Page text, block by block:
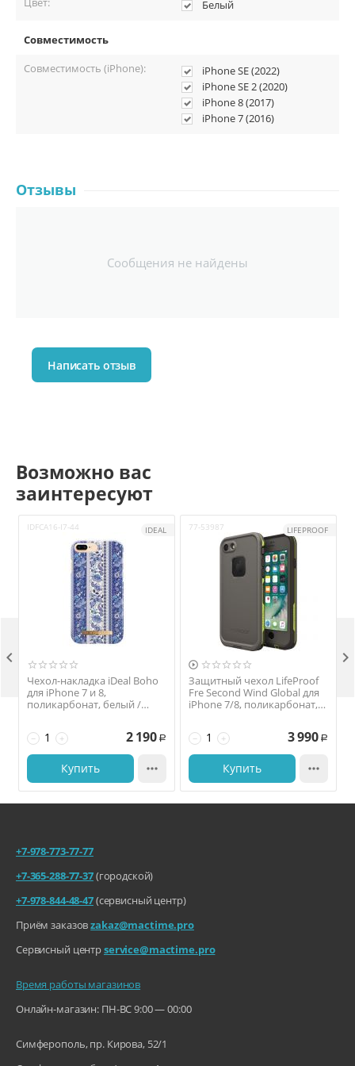
Белый
Совместимость
Совместимость (iPhone):
iPhone SE (2022)
iPhone SE 2 (2020)
iPhone 8 (2017)
iPhone 7 (2016)
Отзывы
Сообщения не найдены
Написать отзыв
Возможно вас
заинтересуют
IDFCA16-I7-44 IDEAL
Чехол-накладка iDeal Boho
для iPhone 7 и 8,
поликарбонат, белый /
+
− 2 190 Р
Купить 
77-53987

LIFEPROOF
Защитный чехол LifeProof
Fre Second Wind Global для
iPhone 7/8, поликарбонат,
+
− 3 990 Р
Купить 
 
+7-978-773-77-77
+7-365-288-77-37(городской)
+7-978-844-48-47(сервисный центр)
Приём заказовzakaz@mactime.pro
Сервисный центрservice@mactime.pro
Время работы магазинов
Онлайн-магазин: ПН-ВС 9:00 — 00:00
Симферополь, пр. Кирова, 52/1